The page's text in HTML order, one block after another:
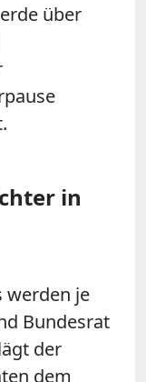
über
in
werden je
Bundesrat
der
dem